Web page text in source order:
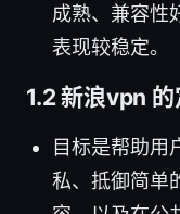
成熟、兼容性
表现较稳定。
1.2 新浪vpn
目标是帮助用
私、抵御简单